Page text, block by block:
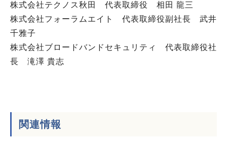
株式会社テクノス秋田 代表取締役 相田 龍三
株式会社フォーラムエイト 代表取締役副社長 武井
千雅子
株式会社ブロードバンドセキュリティ 代表取締役社
長 滝澤 貴志
関連情報